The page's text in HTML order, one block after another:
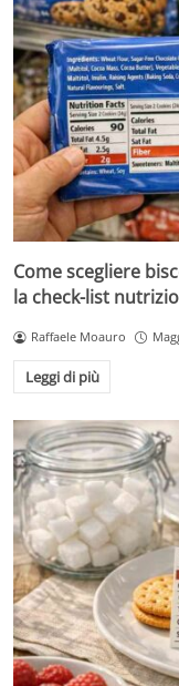
Come scegliere
la check-list
Raffaele Moauro
Leggi di più